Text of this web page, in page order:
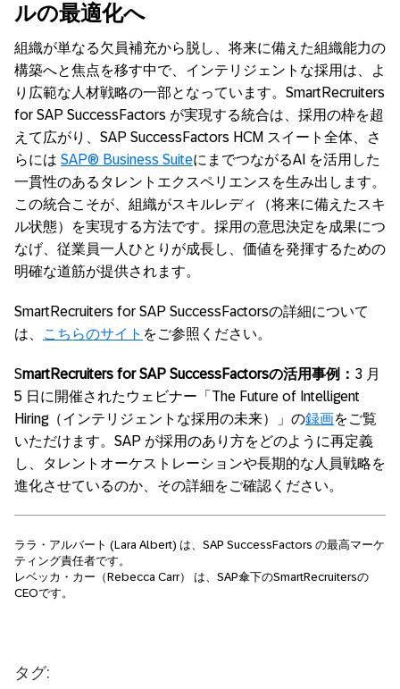
ルの最適化へ
組織が単なる欠員補充から脱し、将来に備えた組織能力の
構築へと焦点を移す中で、インテリジェントな採用は、よ
り広範な人材戦略の一部となっています。SmartRecruiters
for SAP SuccessFactors が実現する統合は、採用の枠を超
えて広がり、SAP SuccessFactors HCM スイート全体、さ
らには SAP® Business SuiteにまでつながるAI を活用した
一貫性のあるタレントエクスペリエンスを生み出します。
この統合こそが、組織がスキルレディ（将来に備えたスキ
ル状態）を実現する方法です。採用の意思決定を成果につ
なげ、従業員一人ひとりが成長し、価値を発揮するための
明確な道筋が提供されます。
SmartRecruiters for SAP SuccessFactorsの詳細について
は、
こちらのサイト をご参照ください。
SmartRecruiters for SAP SuccessFactorsの活用事例： 3 月
5 日に開催されたウェビナー「The Future of Intelligent
Hiring（インテリジェントな採用の未来）」の録画をご覧
いただけます。SAP が採用のあり方をどのように再定義
し、タレントオーケストレーションや長期的な人員戦略を
進化させているのか、その詳細をご確認ください。
ララ・アルバート (Lara Albert) は、SAP SuccessFactors の最高マーケ
ティング責任者です。
レベッカ・カー（Rebecca Carr） は、SAP傘下のSmartRecruitersの
CEOです。
タグ: